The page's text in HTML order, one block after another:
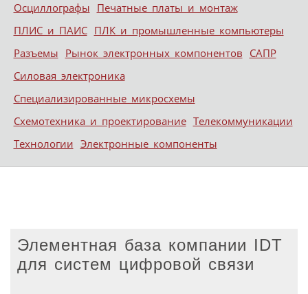
Осциллографы Печатные платы и монтаж
ПЛИС и ПАИС ПЛК и промышленные компьютеры
Разъемы Рынок электронных компонентов САПР
Силовая электроника
Специализированные микросхемы
Схемотехника и проектирование Телекоммуникации
Технологии Электронные компоненты
Элементная база компании IDT
для систем цифровой связи